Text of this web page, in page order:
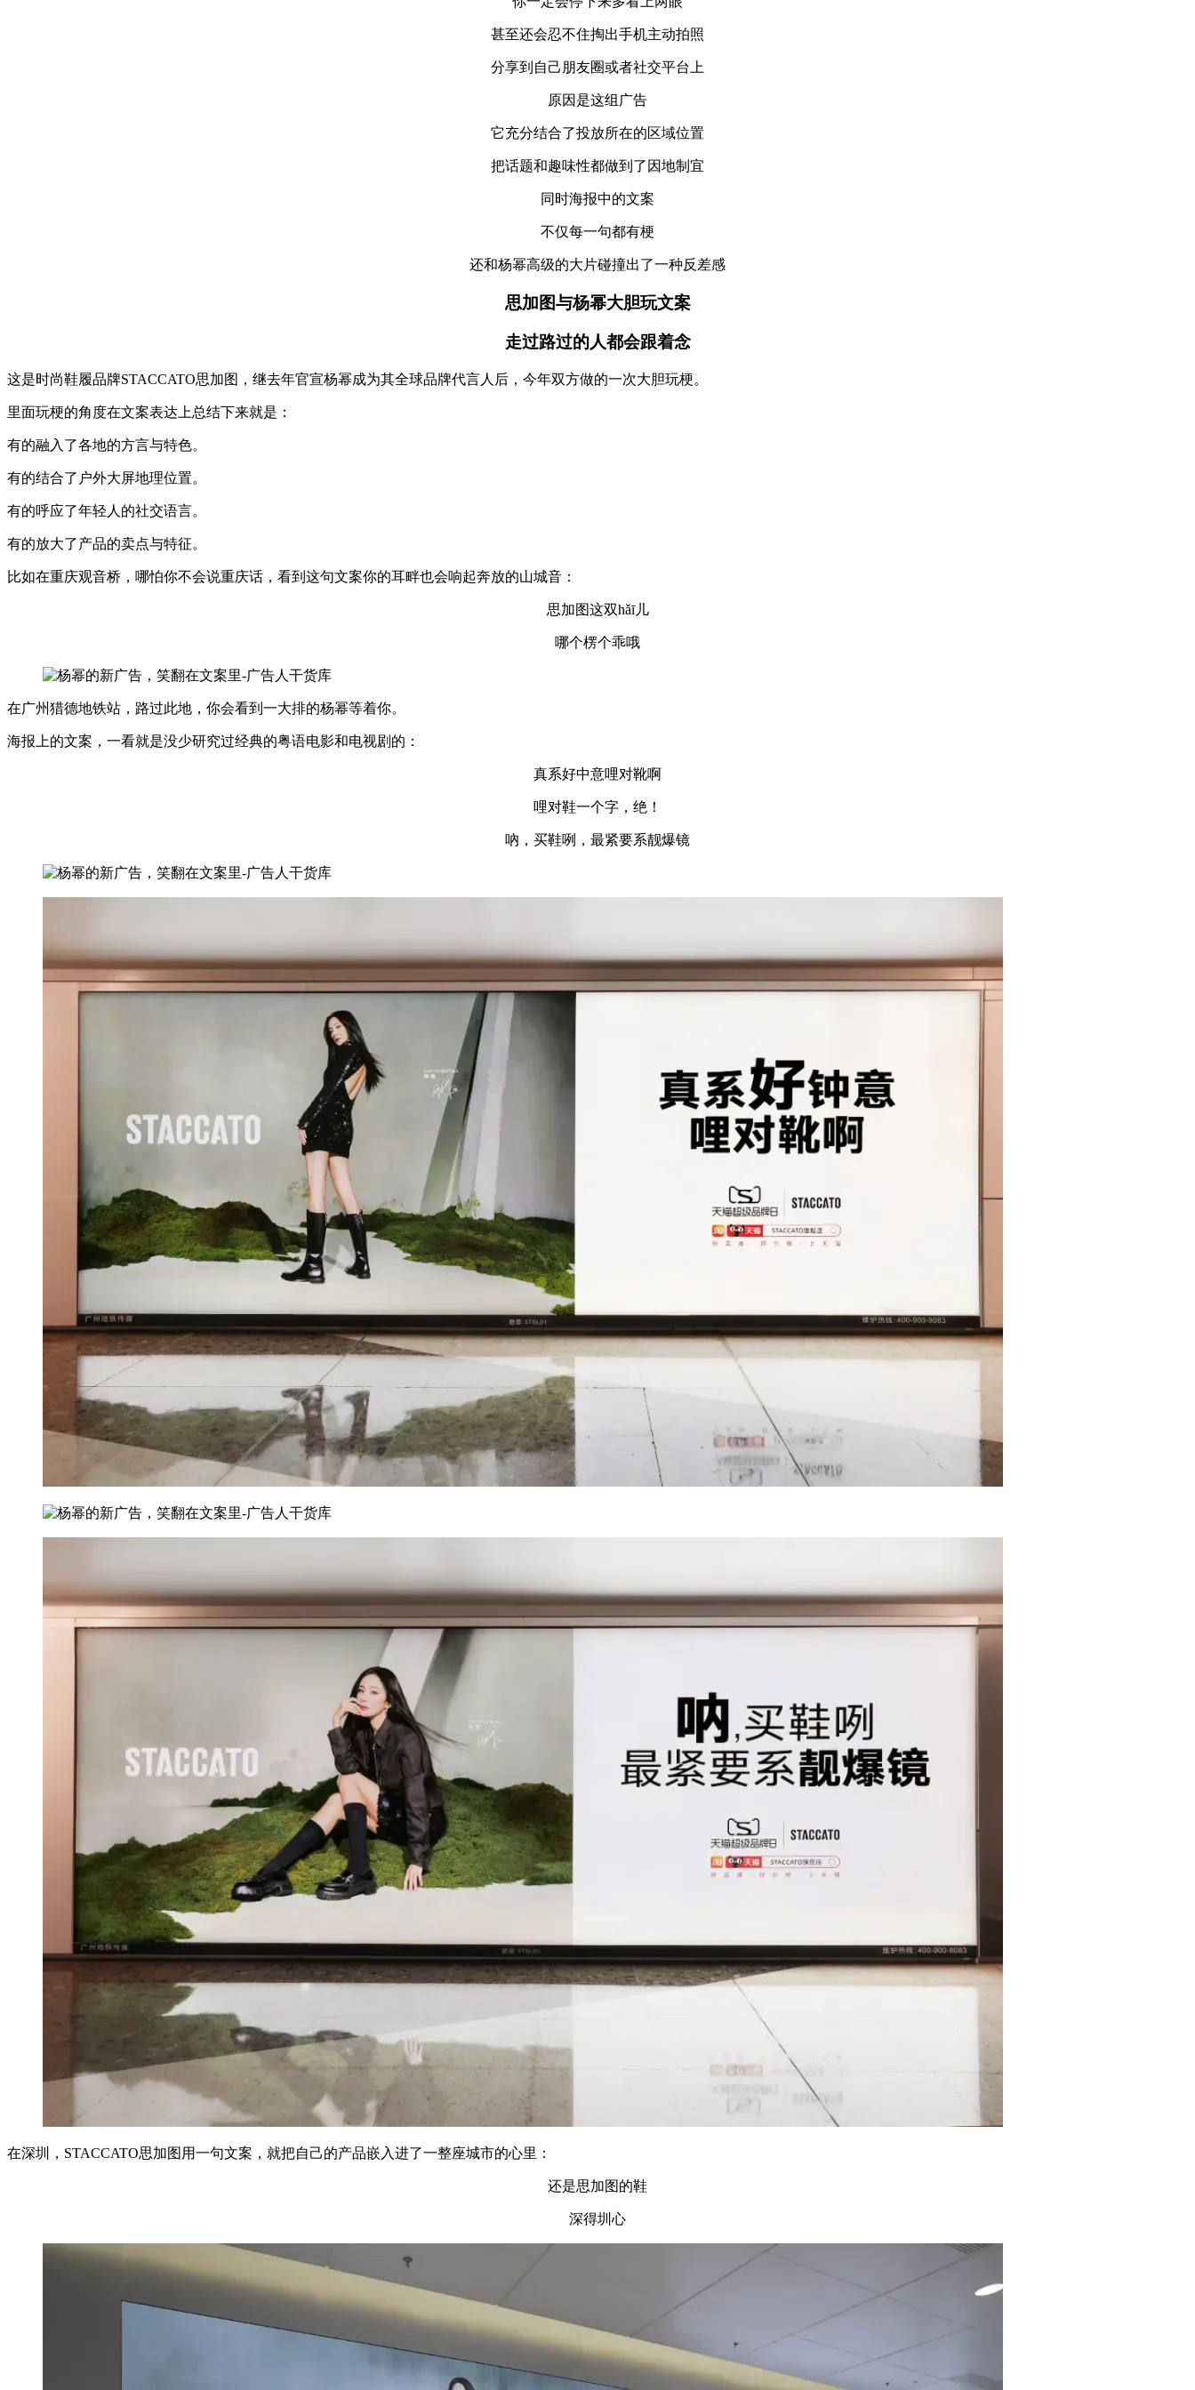
甚至还会忍不住掏出手机主动拍照
分享到自己朋友圈或者社交平台上
原因是这组广告
它充分结合了投放所在的区域位置
把话题和趣味性都做到了因地制宜
同时海报中的文案
不仅每一句都有梗
还和杨幂高级的大片碰撞出了一种反差感
思加图与杨幂大胆玩文案
走过路过的人都会跟着念
这是时尚鞋履品牌STACCATO思加图，继去年官宣杨幂成为其全球品牌代言人后，今年双方做的一次大胆玩梗。
里面玩梗的角度在文案表达上总结下来就是：
有的融入了各地的方言与特色。
有的结合了户外大屏地理位置。
有的呼应了年轻人的社交语言。
有的放大了产品的卖点与特征。
比如在重庆观音桥，哪怕你不会说重庆话，看到这句文案你的耳畔也会响起奔放的山城音：
思加图这双hǎī儿
哪个楞个乖哦
在广州猎德地铁站，路过此地，你会看到一大排的杨幂等着你。
海报上的文案，一看就是没少研究过经典的粤语电影和电视剧的：
真系好中意哩对靴啊
哩对鞋一个字，绝！
吶，买鞋咧，最紧要系靓爆镜
在深圳，STACCATO思加图用一句文案，就把自己的产品嵌入进了一整座城市的心里：
还是思加图的鞋
深得圳心